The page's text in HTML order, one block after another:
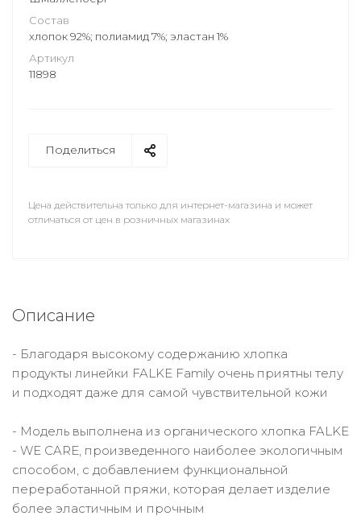
Состав
хлопок 92%; полиамид 7%; эластан 1%
Артикул
11898
Поделиться
Цена действительна только для интернет-магазина и может
отличаться от цен в розничных магазинах
Описание
- Благодаря высокому содержанию хлопка
продукты линейки FALKE Family очень приятны телу
и подходят даже для самой чувствительной кожи
- Модель выполнена из органического хлопка FALKE
- WE CARE, произведенного наиболее экологичным
способом, с добавлением функциональной
переработанной пряжи, которая делает изделие
более эластичным и прочным